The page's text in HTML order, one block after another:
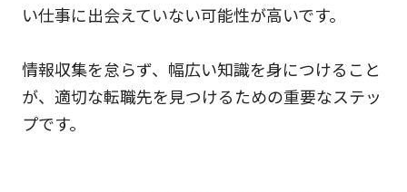
い仕事に出会えていない可能性が高いです。
情報収集を怠らず、幅広い知識を身につけること
が、適切な転職先を見つけるための重要なステッ
プです。